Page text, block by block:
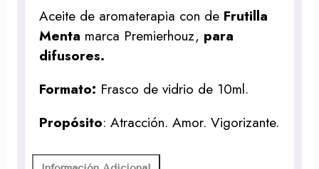
Aceite de aromaterapia con de Frutilla
Menta marca Premierhouz, para
difusores.
Formato: Frasco de vidrio de 10ml.
Propósito: Atracción. Amor. Vigorizante.